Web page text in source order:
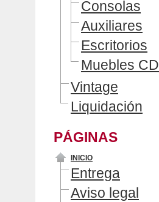
Consolas
Auxiliares
Escritorios
Muebles CD
Vintage
Liquidación
PÁGINAS
INICIO
Entrega
Aviso legal